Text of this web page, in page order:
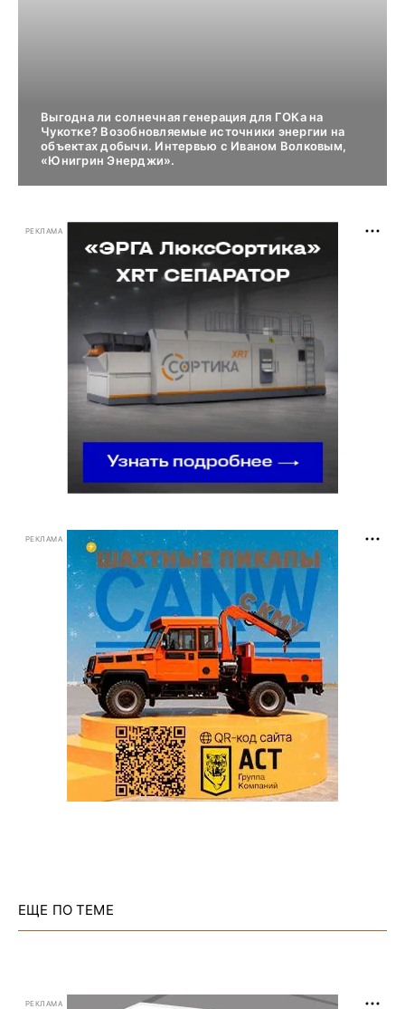
Выгодна ли солнечная генерация для ГОКа на
Чукотке? Возобновляемые источники энергии на
объектах добычи. Интервью с Иваном Волковым,
«Юнигрин Энерджи».
РЕКЛАМА
РЕКЛАМА
ЕЩЕ ПО ТЕМЕ
РЕКЛАМА